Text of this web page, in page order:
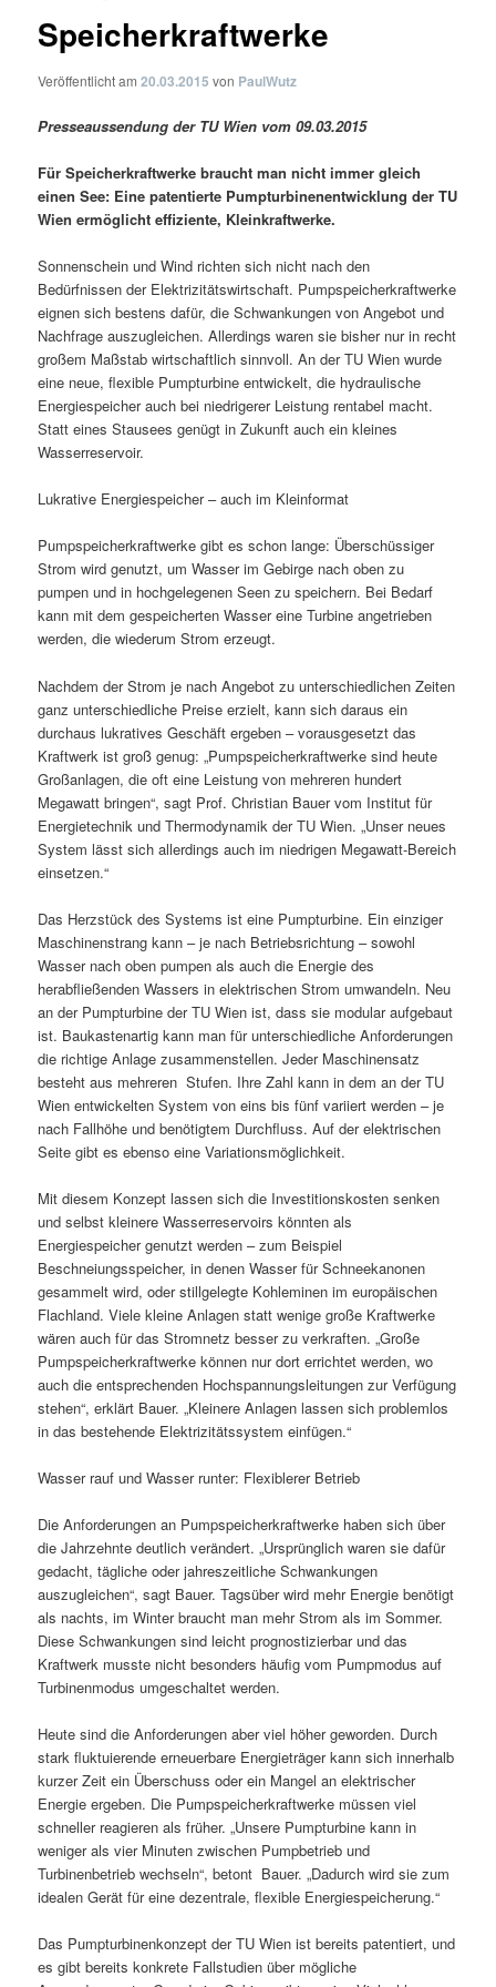
Speicherkraftwerke
Veröffentlicht am20.03.2015 von PaulWutz
Presseaussendung der TU Wien vom 09.03.2015
Für Speicherkraftwerke braucht man nicht immer gleich
einen See: Eine patentierte Pumpturbinenentwicklung der TU
Wien ermöglicht effiziente, Kleinkraftwerke.
Sonnenschein und Wind richten sich nicht nach den
Bedürfnissen der Elektrizitätswirtschaft. Pumpspeicherkraftwerke
eignen sich bestens dafür, die Schwankungen von Angebot und
Nachfrage auszugleichen. Allerdings waren sie bisher nur in recht
großem Maßstab wirtschaftlich sinnvoll. An der TU Wien wurde
eine neue, flexible Pumpturbine entwickelt, die hydraulische
Energiespeicher auch bei niedrigerer Leistung rentabel macht.
Statt eines Stausees genügt in Zukunft auch ein kleines
Wasserreservoir.
Lukrative Energiespeicher – auch im Kleinformat
Pumpspeicherkraftwerke gibt es schon lange: Überschüssiger
Strom wird genutzt, um Wasser im Gebirge nach oben zu
pumpen und in hochgelegenen Seen zu speichern. Bei Bedarf
kann mit dem gespeicherten Wasser eine Turbine angetrieben
werden, die wiederum Strom erzeugt.
Nachdem der Strom je nach Angebot zu unterschiedlichen Zeiten
ganz unterschiedliche Preise erzielt, kann sich daraus ein
durchaus lukratives Geschäft ergeben – vorausgesetzt das
Kraftwerk ist groß genug: „Pumpspeicherkraftwerke sind heute
Großanlagen, die oft eine Leistung von mehreren hundert
Megawatt bringen“, sagt Prof. Christian Bauer vom Institut für
Energietechnik und Thermodynamik der TU Wien. „Unser neues
System lässt sich allerdings auch im niedrigen Megawatt-Bereich
einsetzen.“
Das Herzstück des Systems ist eine Pumpturbine. Ein einziger
Maschinenstrang kann – je nach Betriebsrichtung – sowohl
Wasser nach oben pumpen als auch die Energie des
herabfließenden Wassers in elektrischen Strom umwandeln. Neu
an der Pumpturbine der TU Wien ist, dass sie modular aufgebaut
ist. Baukastenartig kann man für unterschiedliche Anforderungen
die richtige Anlage zusammenstellen. Jeder Maschinensatz
besteht aus mehreren Stufen. Ihre Zahl kann in dem an der TU
Wien entwickelten System von eins bis fünf variiert werden – je
nach Fallhöhe und benötigtem Durchfluss. Auf der elektrischen
Seite gibt es ebenso eine Variationsmöglichkeit.
Mit diesem Konzept lassen sich die Investitionskosten senken
und selbst kleinere Wasserreservoirs könnten als
Energiespeicher genutzt werden – zum Beispiel
Beschneiungsspeicher, in denen Wasser für Schneekanonen
gesammelt wird, oder stillgelegte Kohleminen im europäischen
Flachland. Viele kleine Anlagen statt wenige große Kraftwerke
wären auch für das Stromnetz besser zu verkraften. „Große
Pumpspeicherkraftwerke können nur dort errichtet werden, wo
auch die entsprechenden Hochspannungsleitungen zur Verfügung
stehen“, erklärt Bauer. „Kleinere Anlagen lassen sich problemlos
in das bestehende Elektrizitätssystem einfügen.“
Wasser rauf und Wasser runter: Flexiblerer Betrieb
Die Anforderungen an Pumpspeicherkraftwerke haben sich über
die Jahrzehnte deutlich verändert. „Ursprünglich waren sie dafür
gedacht, tägliche oder jahreszeitliche Schwankungen
auszugleichen“, sagt Bauer. Tagsüber wird mehr Energie benötigt
als nachts, im Winter braucht man mehr Strom als im Sommer.
Diese Schwankungen sind leicht prognostizierbar und das
Kraftwerk musste nicht besonders häufig vom Pumpmodus auf
Turbinenmodus umgeschaltet werden.
Heute sind die Anforderungen aber viel höher geworden. Durch
stark fluktuierende erneuerbare Energieträger kann sich innerhalb
kurzer Zeit ein Überschuss oder ein Mangel an elektrischer
Energie ergeben. Die Pumpspeicherkraftwerke müssen viel
schneller reagieren als früher. „Unsere Pumpturbine kann in
weniger als vier Minuten zwischen Pumpbetrieb und
Turbinenbetrieb wechseln“, betont Bauer. „Dadurch wird sie zum
idealen Gerät für eine dezentrale, flexible Energiespeicherung.“
Das Pumpturbinenkonzept der TU Wien ist bereits patentiert, und
es gibt bereits konkrete Fallstudien über mögliche